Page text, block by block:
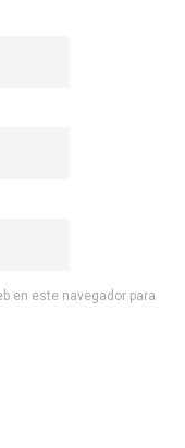
en este navegador para